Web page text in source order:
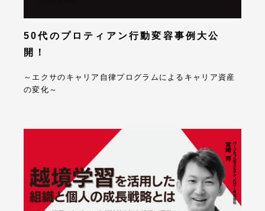
50代のプロティアン行動変容事例大公
開！
～エクサのキャリア自律プログラムによるキャリア資産
の変化～